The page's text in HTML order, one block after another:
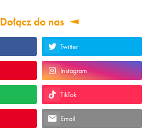
Dołącz do nas
Twitter
Instagram
TikTok
Email